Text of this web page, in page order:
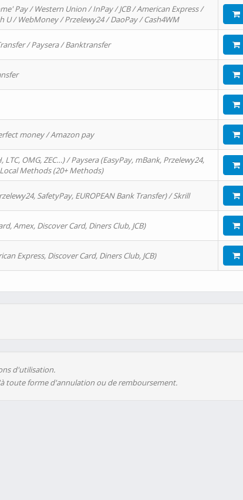
Pay / Western Union / InPay / JCB / American Express /
U / WebMoney / Przelewy24 / DaoPay / Cash4WM
/ Paysera / Banktransfer
money / Amazon pay
LTC, OMG, ZEC…) / Paysera (EasyPay, mBank, Przelewy24,
Methods (20+ Methods)
SafetyPay, EUROPEAN Bank Transfer) / Skrill
Amex, Discover Card, Diners Club, JCB)
Express, Discover Card, Diners Club, JCB)
d'utilisation.
toute forme d'annulation ou de remboursement.